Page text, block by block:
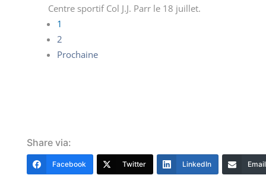
Centre sportif Col J.J. Parr le 18 juillet.
1
2
Prochaine
Share via:
Facebook Twitter LinkedIn Email